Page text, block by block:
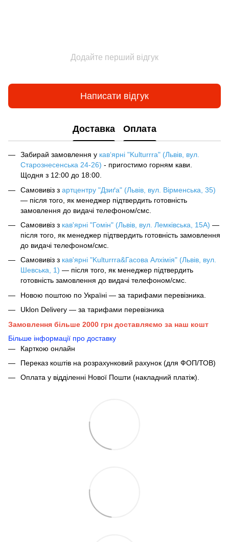
Додайте перший відгук
Написати відгук
Доставка Оплата
Забирай замовлення у кав‘ярні "Kulturrra" (Львів, вул.
Старознесенська 24-26) - пригостимо горням кави.
Щодня з 12:00 до 18:00.
Самовивіз з артцентру "Дзиґа" (Львів, вул. Вірменська, 35)
— після того, як менеджер підтвердить готовність
замовлення до видачі телефоном/смс.
Самовивіз з кав'ярні "Гомін" (Львів, вул. Лемківська, 15А) —
після того, як менеджер підтвердить готовність замовлення
до видачі телефоном/смс.
Самовивіз з кав'ярні "Kulturrra&Гасова Алхімія" (Львів, вул.
Шевська, 1) — після того, як менеджер підтвердить
готовність замовлення до видачі телефоном/смс.
Новою поштою по Україні — за тарифами перевізника.
Uklon Delivery — за тарифами перевізника
Замовлення більше 2000 грн доставляємо за наш кошт
Більше інформації про доставку
Карткою онлайн
Переказ коштів на розрахунковий рахунок (для ФОП/ТОВ)
Оплата у відділенні Нової Пошти (накладний платіж).